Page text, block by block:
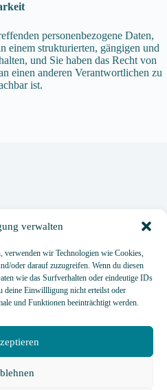
verwalten
verwenden wir Technologien wie Cookies,
oder darauf zuzugreifen. Wenn du diesen
wie das Surfverhalten oder eindeutige IDs
deine Einwillligung nicht erteilst oder
und Funktionen beeinträchtigt werden.
personenbezogene Daten,
einem strukturierten, gängigen und
und Sie haben das Recht von
einen anderen Verantwortlichen zu
ist.
Padelcourts bauen